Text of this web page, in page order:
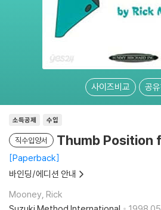
사이즈비교 공
소득공제 수입
직수입양서 Thumb Position
Paperback
바인딩/에디션 안내
Mooney, Rick